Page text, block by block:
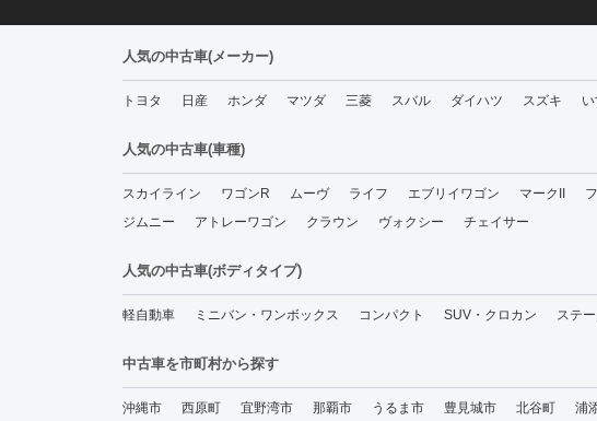
人気の中古車(メーカー)
トヨタ 日産 ホンダ マツダ 三菱 スバル ダイハツ スズキ い
人気の中古車(車種)
スカイライン ワゴンR ムーヴ ライフ エブリイワゴン マークII
ジムニー
アトレーワゴン クラウン ヴォクシー チェイサー
人気の中古車(ボディタイプ)
軽自動車 ミニバン・ワンボックス コンパクト SUV・クロカン ステ
中古車を市町村から探す
沖縄市 西原町 宜野湾市 那覇市 うるま市 豊見城市 北谷町 浦